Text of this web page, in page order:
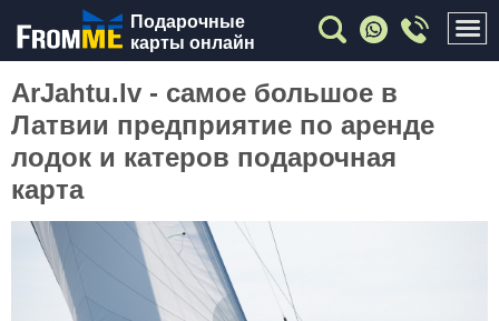
Подарочные
карты онлайн
ArJahtu.lv - самое большое в
Латвии предприятие по аренде
лодок и катеров подарочная
карта